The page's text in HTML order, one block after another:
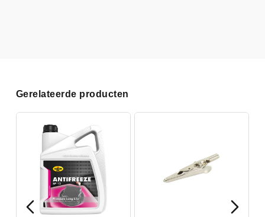
Gerelateerde producten